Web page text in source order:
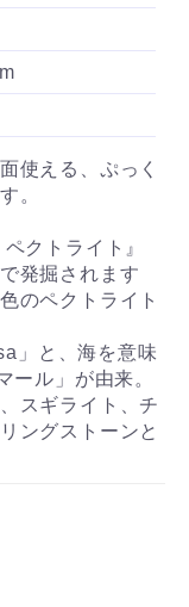
使える、ぷっく
。
クトライト』
発掘されます
のペクトライト
」と、海を意味
ール」が由来。
スギライト、チ
ングストーンと